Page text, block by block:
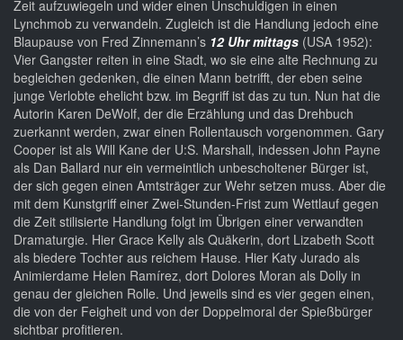
Zeit aufzuwiegeln und wider einen Unschuldigen in einen
Lynchmob zu verwandeln. Zugleich ist die Handlung jedoch eine
Blaupause von Fred Zinnemann’s 12 Uhr mittags (USA 1952):
Vier Gangster reiten in eine Stadt, wo sie eine alte Rechnung zu
begleichen gedenken, die einen Mann betrifft, der eben seine
junge Verlobte ehelicht bzw. im Begriff ist das zu tun. Nun hat die
Autorin Karen DeWolf, der die Erzählung und das Drehbuch
zuerkannt werden, zwar einen Rollentausch vorgenommen. Gary
Cooper ist als Will Kane der U:S. Marshall, indessen John Payne
als Dan Ballard nur ein vermeintlich unbescholtener Bürger ist,
der sich gegen einen Amtsträger zur Wehr setzen muss. Aber die
mit dem Kunstgriff einer Zwei-Stunden-Frist zum Wettlauf gegen
die Zeit stilisierte Handlung folgt im Übrigen einer verwandten
Dramaturgie. Hier Grace Kelly als Quäkerin, dort Lizabeth Scott
als biedere Tochter aus reichem Hause. Hier Katy Jurado als
Animierdame Helen Ramírez, dort Dolores Moran als Dolly in
genau der gleichen Rolle. Und jeweils sind es vier gegen einen,
die von der Feigheit und von der Doppelmoral der Spießbürger
sichtbar profitieren.